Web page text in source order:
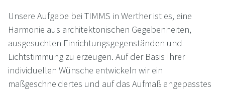
Unsere Aufgabe bei TIMMS in Werther ist es, eine
Harmonie aus architektonischen Gegebenheiten,
ausgesuchten Einrichtungsgegenständen und
Lichtstimmung zu erzeugen. Auf der Basis Ihrer
individuellen Wünsche entwickeln wir ein
maßgeschneidertes und auf das Aufmaß angepasstes